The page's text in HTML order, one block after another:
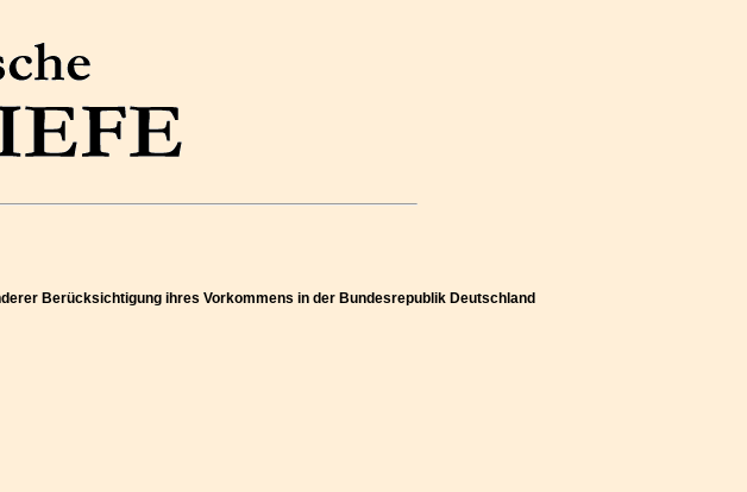
Berücksichtigung ihres Vorkommens in der Bundesrepublik Deutschland